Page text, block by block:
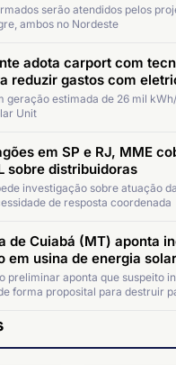
serão atendidos pelos
ambos no Nordeste
adota carport com
reduzir gastos com
geração estimada de 26 mil
Unit
em SP e RJ, MME
sobre distribuidoras
investigação sobre atuação
de resposta coordenada
de Cuiabá (MT) aponta
em usina de energia solar
preliminar aponta que suspeito
forma proposital para destruir